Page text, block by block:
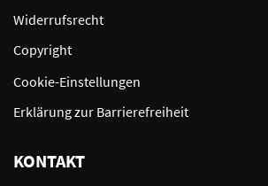
Widerrufsrecht
Copyright
Cookie-Einstellungen
Erklärung zur Barrierefreiheit
KONTAKT